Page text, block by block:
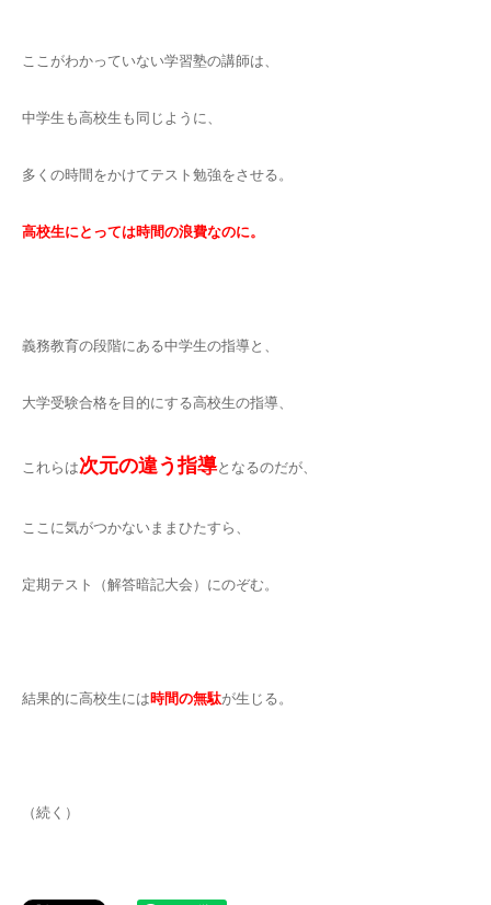
ここがわかっていない学習塾の講師は、
中学生も高校生も同じように、
多くの時間をかけてテスト勉強をさせる。
高校生にとっては時間の浪費なのに。
義務教育の段階にある中学生の指導と、
大学受験合格を目的にする高校生の指導、
これらは次元の違う指導となるのだが、
ここに気がつかないままひたすら、
定期テスト（解答暗記大会）にのぞむ。
結果的に高校生には時間の無駄が生じる。
（続く）